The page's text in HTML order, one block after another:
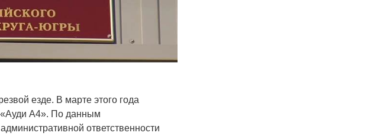
езде. В марте этого года
«Ауди А4». По данным
ответственности